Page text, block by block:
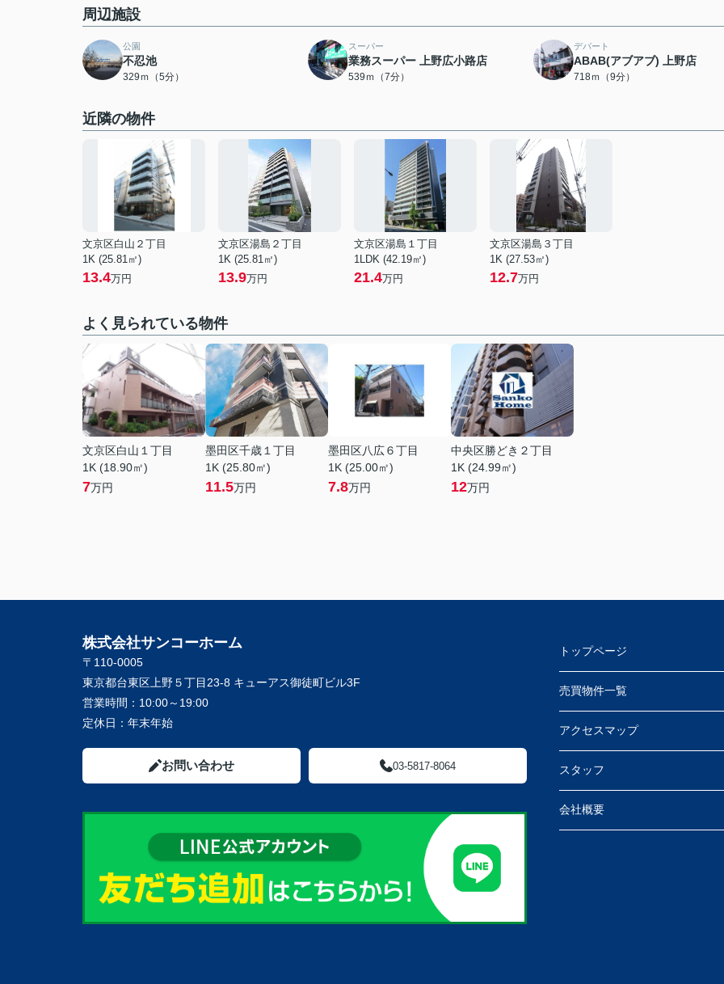
周辺施設
公園
不忍池
329ｍ（5分）
スーパー
業務スーパー 上野広小路店
539ｍ（7分）
デパート
ABAB(アブアブ) 上野店
718ｍ（9分）
近隣の物件
文京区白山２丁目
1K (25.81㎡)
13.4万円
文京区湯島２丁目
1K (25.81㎡)
13.9万円
文京区湯島１丁目
1LDK (42.19㎡)
21.4万円
文京区湯島３丁目
1K (27.53㎡)
12.7万円
よく見られている物件
文京区白山１丁目
1K (18.90㎡)
7万円
墨田区千歳１丁目
1K (25.80㎡)
11.5万円
墨田区八広６丁目
1K (25.00㎡)
7.8万円
中央区勝どき２丁目
1K (24.99㎡)
12万円
株式会社サンコーホーム
〒110-0005
東京都台東区上野５丁目23-8 キューアス御徒町ビル3F
営業時間： 10:00～19:00
定休日： 年末年始
お問い合わせ 03-5817-8064
トップページ
売買物件一覧
アクセスマップ
スタッフ
会社概要